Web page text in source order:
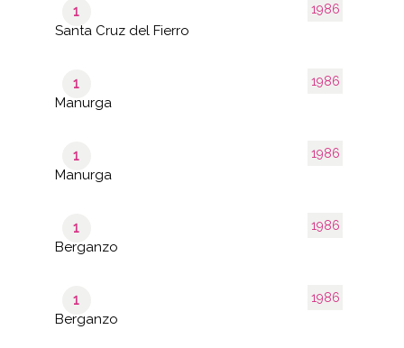
1986
1
Santa Cruz del Fierro
1986
1
Manurga
1986
1
Manurga
1986
1
Berganzo
1986
1
Berganzo